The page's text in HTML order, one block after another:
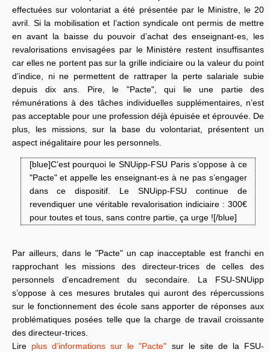
effectuées sur volontariat a été présentée par le Ministre, le 20
avril. Si la mobilisation et l’action syndicale ont permis de mettre
en avant la baisse du pouvoir d’achat des enseignant-es, les
revalorisations envisagées par le Ministère restent insuffisantes
car elles ne portent pas sur la grille indiciaire ou la valeur du point
d’indice, ni ne permettent de rattraper la perte salariale subie
depuis dix ans. Pire, le "Pacte", qui lie une partie des
rémunérations à des tâches individuelles supplémentaires, n’est
pas acceptable pour une profession déjà épuisée et éprouvée. De
plus, les missions, sur la base du volontariat, présentent un
aspect inégalitaire pour les personnels.
[blue]C’est pourquoi le SNUipp-FSU Paris s’oppose à ce
"Pacte" et appelle les enseignant-es à ne pas s’engager
dans ce dispositif. Le SNUipp-FSU continue de
revendiquer une véritable revalorisation indiciaire : 300€
pour toutes et tous, sans contre partie, ça urge ![/blue]
Par ailleurs, dans le "Pacte" un cap inacceptable est franchi en
rapprochant les missions des directeur-trices de celles des
personnels d’encadrement du secondaire. La FSU-SNUipp
s’oppose à ces mesures brutales qui auront des répercussions
sur le fonctionnement des école sans apporter de réponses aux
problématiques posées telle que la charge de travail croissante
des directeur-trices.
Lire plus d’informations sur le "Pacte" sur le site de la FSU-